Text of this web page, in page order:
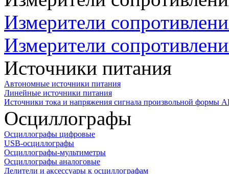
Измерители
Измерители
Источники питания
Автономные источники питания
Линейные источники питания
Источники тока и напряжения сигнала произвольной формы
Осциллографы
Осциллографы цифровые
USB-осциллографы
Осциллографы-мультиметры
Осциллографы аналоговые
Делители и аксессуары к осциллографам